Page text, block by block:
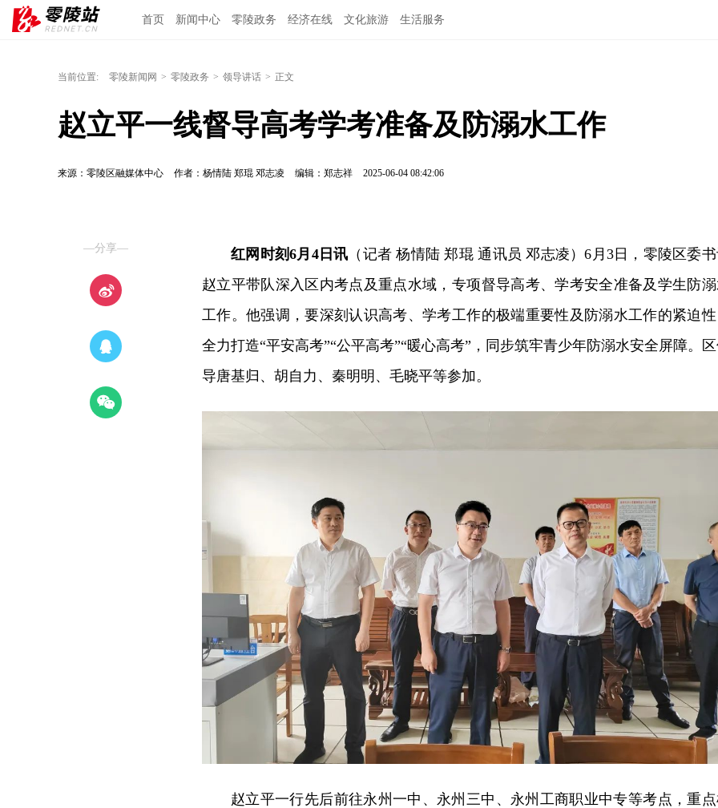
首页 新闻中心 零陵政务 经济在线 文化旅游 生活服务
当前位置: 零陵新闻网 > 零陵政务 > 领导讲话 > 正文
赵立平一线督导高考学考准备及防溺水工作
来源：零陵区融媒体中心 作者：杨情陆 郑琨 邓志凌 编辑：郑志祥 2025-06-04 08:42:06
—分享— 红网时刻6月4日讯 （记者 杨情陆 郑琨 通讯员 邓志凌）6月3日，零陵区委
赵立平带队深入区内考点及重点水域，专项督导高考、学考安全准备及学生防
工作。他强调，要深刻认识高考、学考工作的极端重要性及防溺水工作的紧迫
全力打造“平安高考”“公平高考”“暖心高考”，同步筑牢青少年防溺水安全屏障。
导唐基归、胡自力、秦明明、毛晓平等参加。
赵立平一行先后前往永州一中、永州三中、永州工商职业中专等考点，重